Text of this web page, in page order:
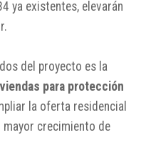
ya existentes, elevarán
del proyecto es la
para protección
la oferta residencial
mayor crecimiento de